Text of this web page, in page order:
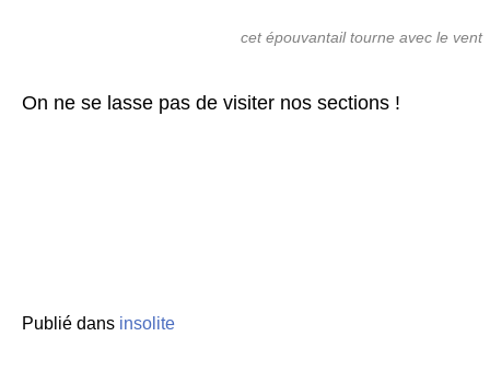
cet épouvantail tourne avec le vent
On ne se lasse pas de visiter nos sections !
Publié dans insolite